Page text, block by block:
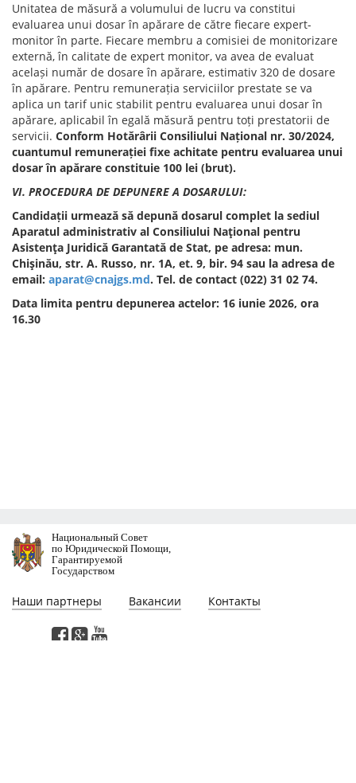
Unitatea de măsură a volumului de lucru va constitui
evaluarea unui dosar în apărare de către fiecare expert-
monitor în parte. Fiecare membru a comisiei de monitorizare
externă, în calitate de expert monitor, va avea de evaluat
același număr de dosare în apărare, estimativ 320 de dosare
în apărare. Pentru remunerația serviciilor prestate se va
aplica un tarif unic stabilit pentru evaluarea unui dosar în
apărare, aplicabil în egală măsură pentru toți prestatorii de
servicii. Conform Hotărârii Consiliului Național nr. 30/2024,
cuantumul remunerației fixe achitate pentru evaluarea unui
dosar în apărare constituie 100 lei (brut).
VI. PROCEDURA DE DEPUNERE A DOSARULUI:
Candidații urmează să depună dosarul complet la sediul
Aparatul administrativ al Consiliului Naţional pentru
Asistenţa Juridică Garantată de Stat, pe adresa: mun.
Chişinău, str. A. Russo, nr. 1A, et. 9, bir. 94 sau la adresa de
email: aparat@cnajgs.md. Tel. de contact (022) 31 02 74.
Data limita pentru depunerea actelor: 16 iunie 2026, ora
16.30
Национальный Совет
по Юридической Помощи,
Гарантируемой
Государством
Наши партнеры Вакансии Контакты